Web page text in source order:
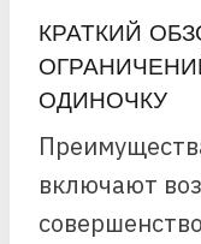
КРАТКИЙ
ОДИНОЧКУ
включают